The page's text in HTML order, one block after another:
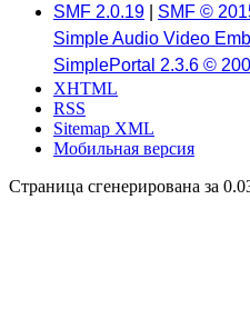
SMF 2.0.19 SMF ©
Simple Audio Video
SimplePortal 2.3.6 ©
XHTML
RSS
Sitemap XML
Мобильная версия
Страница сгенерирована за